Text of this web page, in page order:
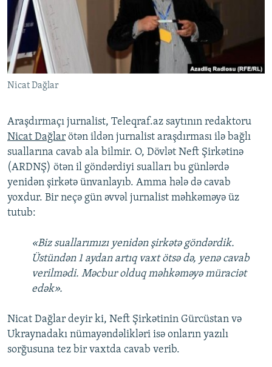
FOTOQALEREYA
İNFOQRAFIKA
KARIKATURA
OXU ZALI
AZƏRBAYCAN ƏDƏBIYYATI KITABXANASI
İSLAM VƏ DEMOKRATIYA
İZ - MƏDƏNIYYƏT PROQRAMI
HAQQIMIZDA
MISSIYAMIZ
PEŞƏ ETIKASI VƏ JURNALISTIKA STANDARTLARIMIZ
MATERIALLARIMIZDAN ISTIFADƏ
BIZIMLƏ ƏLAQƏ
XƏBƏR BÜLLETENLƏRIMIZ
BIZI IZLƏ
Nicat Dağlar
Araşdırmaçı jurnalist, Teleqraf.az saytının redaktoru
Nicat Dağlar ötən ildən jurnalist araşdırması ilə bağlı
suallarına cavab ala bilmir. O, Dövlət Neft Şirkətinə
(ARDNŞ) ötən il göndərdiyi sualları bu günlərdə
yenidən şirkətə ünvanlayıb. Amma hələ də cavab
yoxdur. Bir neçə gün əvvəl jurnalist məhkəməyə üz
tutub:
«Biz suallarımızı yenidən şirkətə göndərdik.
Üstündən 1 aydan artıq vaxt ötsə də, yenə cavab
verilmədi. Məcbur olduq məhkəməyə müraciət
edək».
Nicat Dağlar deyir ki, Neft Şirkətinin Gürcüstan və
Ukraynadakı nümayəndəlikləri isə onların yazılı
sorğusuna tez bir vaxtda cavab verib.